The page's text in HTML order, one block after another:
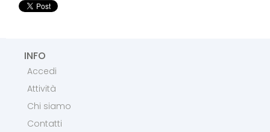
INFO
Accedi
Attività
Chi siamo
Contatti